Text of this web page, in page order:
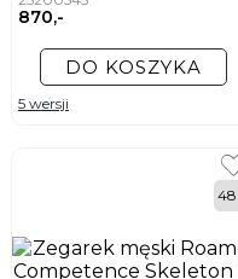
870,-
DO KOSZYKA
5 wersji